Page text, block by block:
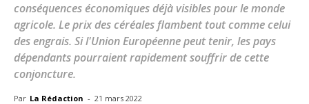
conséquences économiques déjà visibles pour le monde
agricole. Le prix des céréales flambent tout comme celui
des engrais. Si l'Union Européenne peut tenir, les pays
dépendants pourraient rapidement souffrir de cette
conjoncture.
Par La Rédaction - 21 mars 2022